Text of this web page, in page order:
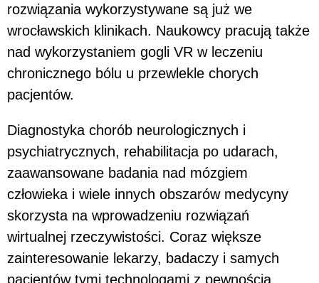
rozwiązania wykorzystywane są już we
wrocławskich klinikach. Naukowcy pracują także
nad wykorzystaniem gogli VR w leczeniu
chronicznego bólu u przewlekle chorych
pacjentów.
Diagnostyka chorób neurologicznych i
psychiatrycznych, rehabilitacja po udarach,
zaawansowane badania nad mózgiem
człowieka i wiele innych obszarów medycyny
skorzysta na wprowadzeniu rozwiązań
wirtualnej rzeczywistości. Coraz większe
zainteresowanie lekarzy, badaczy i samych
pacjentów tymi technologami z pewnością